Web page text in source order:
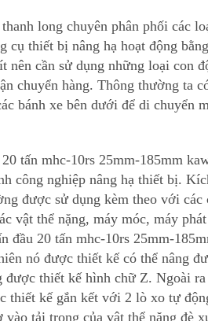
long chuyên phân phối các
cụ thiết bị nâng hạ hoạt động
nên cần sử dụng những loại con
chuyển hàng. Thông thường ta
bánh xe bên dưới để di chuyển
tấn mhc-10rs 25mm-185mm
công nghiệp nâng hạ thiết bị.
được sử dụng kèm theo với các
vật thể nặng, máy móc, máy
đầu 20 tấn mhc-10rs 25mm-
nó được thiết kế có thể nâng
được thiết kế hình chữ Z. Ngoài
thiết kế gắn kết với 2 lò xo tự
tải trọng của vật thể nặng đè